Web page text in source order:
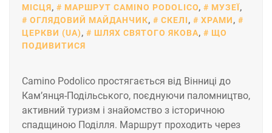
МІСЦЯ, МАРШРУТ CAMINO PODOLICO, МУЗЕЇ,
ОГЛЯДОВИЙ МАЙДАНЧИК, СКЕЛІ, ХРАМИ,
ЦЕРКВИ (UA), ШЛЯХ СВЯТОГО ЯКОВА,
ЩО
ПОДИВИТИСЯ
Camino Podolico простягається від Вінниці до
Кам’янця-Подільського, поєднуючи паломництво,
активний туризм і знайомство з історичною
спадщиною Поділля. Маршрут проходить через